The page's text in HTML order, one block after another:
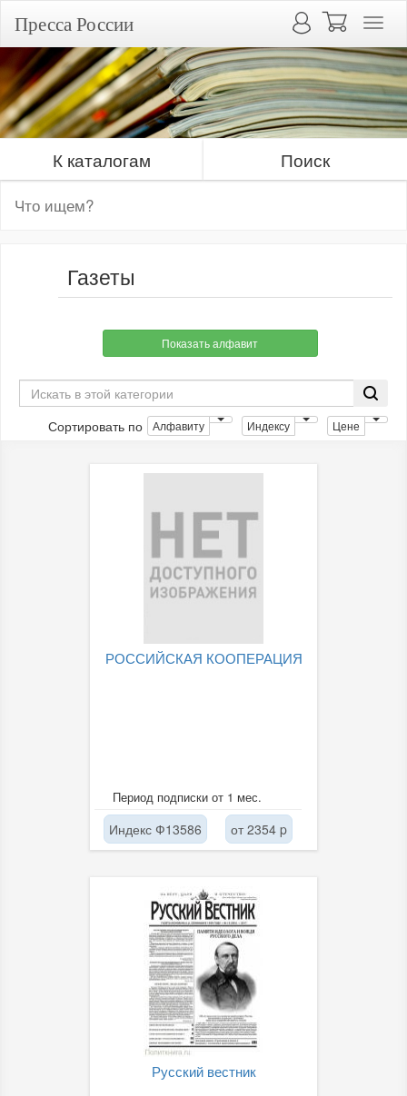
Пресса России
К каталогам Поиск
Газеты
Показать алфавит
Сортировать по Алфавиту Индексу Цене
РОССИЙСКАЯ КООПЕРАЦИЯ
Период подписки от 1 мес.
Индекс Ф13586 от 2354 p
Русский вестник